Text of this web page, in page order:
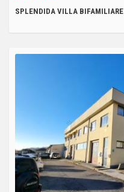
SPLENDIDA VILLA BIFAMILIARE